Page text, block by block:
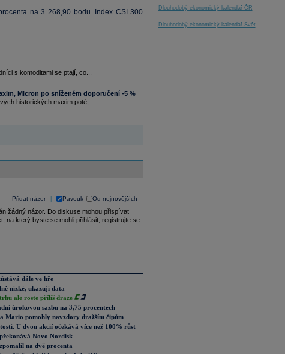
na 3 268,90 bodu. Index CSI 300
s komoditami se ptají, co...
Micron po sníženém doporučení -5 %
historických maxim poté,...
Přidat názor Pavouk Od nejnovějších
žádný názor. Do diskuse mohou přispívat
na který byste se mohli přihlásit, registrujte se
dále ve hře
nízké, ukazují data
ale roste příliš draze
úrokovou sazbu na 3,75 procentech
Mario pomohly navzdory dražším čipům
U dvou akcií očekává více než 100% růst
Novo Nordisk
na dvě procenta
Dlouhodobý ekonomický kalendář ČR
Dlouhodobý ekonomický kalendář Svět